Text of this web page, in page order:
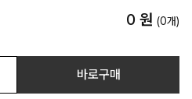
0 원 (0개)
바로구매